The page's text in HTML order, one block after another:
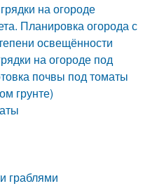
на огороде
Планировка огорода с
освещённости
на огороде под
почвы под томаты
грунте)
граблями